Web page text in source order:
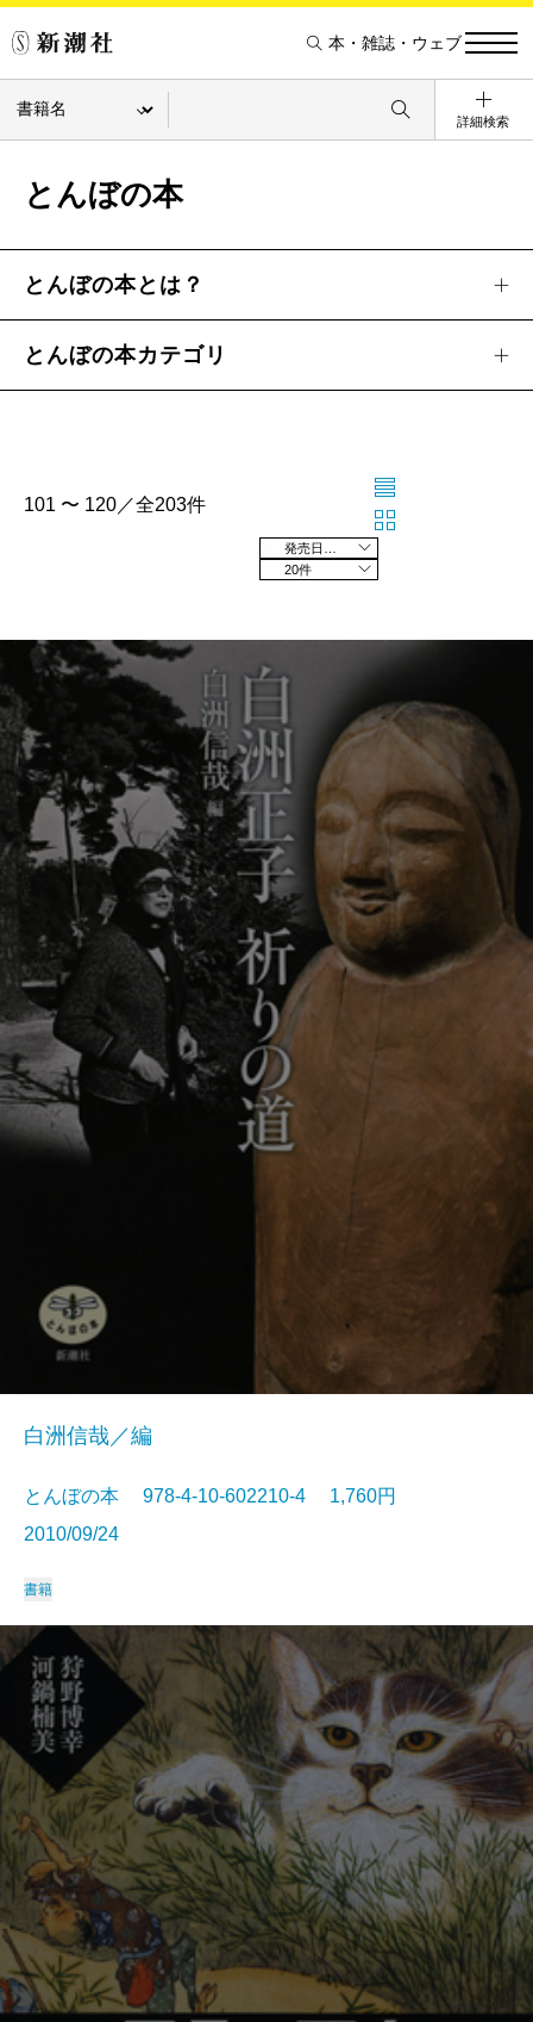
本・雑誌・ウェブ
詳細検索
とんぼの本
とんぼの本とは？
とんぼの本カテゴリ
101 〜 120／全203件
20件
白洲信哉／編
とんぼの本 978-4-10-602210-4 1,760円
2010/09/24
書籍